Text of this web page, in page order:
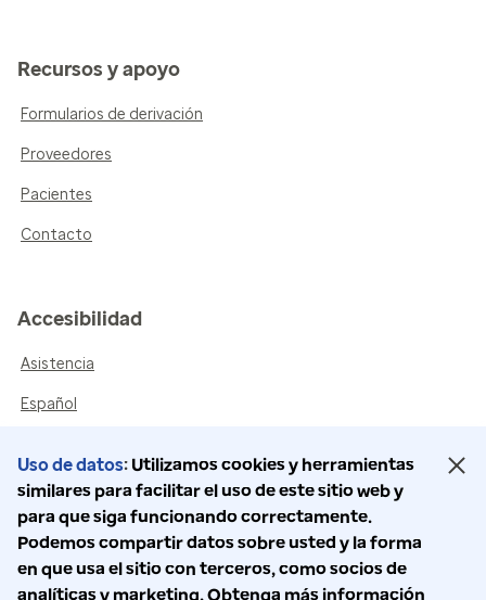
Recursos y apoyo
Formularios de derivación
Proveedores
Pacientes
Contacto
Accesibilidad
Asistencia
Español
Síganos
© 2026 Centros de infusión de FlexCare. Todos los derechos
Uso de datos Utilizamos cookies y herramientas
similares para facilitar el uso de este sitio web y
para que siga funcionando correctamente.
Podemos compartir datos sobre usted y la forma
en que usa el sitio con terceros, como socios de
analíticas y marketing. Obtenga más información